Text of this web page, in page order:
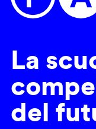
La
del